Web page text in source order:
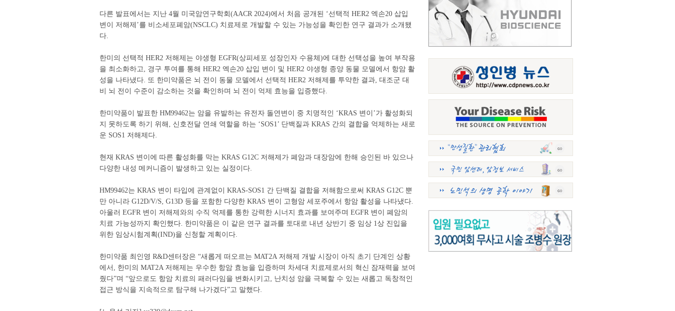
다른 발표에서는 지난 4월 미국암연구학회(AACR 2024)에서 처음 공개된 ‘선택적 HER2 엑손20 삽입
변이 저해제’를 비소세포폐암(NSCLC) 치료제로 개발할 수 있는 가능성을 확인한 연구 결과가 소개됐
다.
한미의 선택적 HER2 저해제는 야생형 EGFR(상피세포 성장인자 수용체)에 대한 선택성을 높여 부작용
을 최소화하고, 경구 투여를 통해 HER2 엑손20 삽입 변이 및 HER2 야생형 종양 동물 모델에서 항암 활
성을 나타냈다. 또 한미약품은 뇌 전이 동물 모델에서 선택적 HER2 저해제를 투약한 결과, 대조군 대
비 뇌 전이 수준이 감소하는 것을 확인하며 뇌 전이 억제 효능을 입증했다.
한미약품이 발표한 HM99462는 암을 유발하는 유전자 돌연변이 중 치명적인 ‘KRAS 변이’가 활성화되
지 못하도록 하기 위해, 신호전달 연쇄 역할을 하는 ‘SOS1’ 단백질과 KRAS 간의 결합을 억제하는 새로
운 SOS1 저해제다.
현재 KRAS 변이에 따른 활성화를 막는 KRAS G12C 저해제가 폐암과 대장암에 한해 승인된 바 있으나
다양한 내성 메커니즘이 발생하고 있는 실정이다.
HM99462는 KRAS 변이 타입에 관계없이 KRAS-SOS1 간 단백질 결합을 저해함으로써 KRAS G12C 뿐
만 아니라 G12D/V/S, G13D 등을 포함한 다양한 KRAS 변이 고형암 세포주에서 항암 활성을 나타냈다.
아울러 EGFR 변이 저해제와의 수직 억제를 통한 강력한 시너지 효과를 보여주며 EGFR 변이 폐암의
치료 가능성까지 확인했다. 한미약품은 이 같은 연구 결과를 토대로 내년 상반기 중 임상 1상 진입을
위한 임상시험계획(IND)을 신청할 계획이다.
한미약품 최인영 R&D센터장은 “새롭게 떠오르는 MAT2A 저해제 개발 시장이 아직 초기 단계인 상황
에서, 한미의 MAT2A 저해제는 우수한 항암 효능을 입증하며 차세대 치료제로서의 혁신 잠재력을 보여
줬다”며 “앞으로도 항암 치료의 패러다임을 변화시키고, 난치성 암을 극복할 수 있는 새롭고 독창적인
접근 방식을 지속적으로 탐구해 나가겠다”고 말했다.